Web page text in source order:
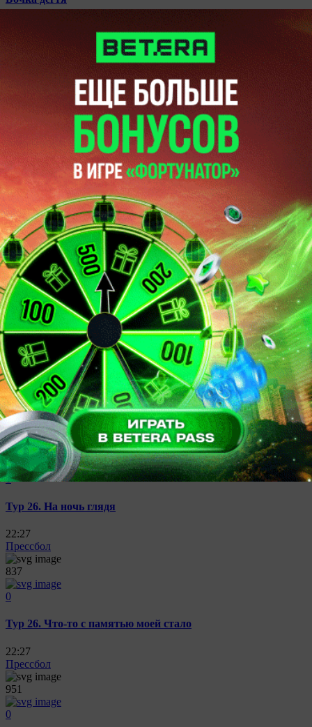
22:27
Прессбол
2153
БФФ. Пресс-конференция. Собака лает, Сафарьян идет
22:27
Прессбол
1366
0
Тур 26. Центр внимания. Четвертый скальп
22:27
Прессбол
1568
Тур 26. Неологизм
22:27
Прессбол
978
0
Тур 26. На ночь глядя
22:27
Прессбол
837
0
Тур 26. Что-то с памятью моей стало
22:27
Прессбол
951
0